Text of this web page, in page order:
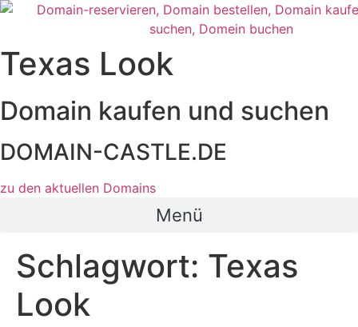
Zum
Texas Look
Domain kaufen und suchen
DOMAIN-CASTLE.DE
zu den aktuellen Domains​
Menü
Schlagwort: Texas
Look